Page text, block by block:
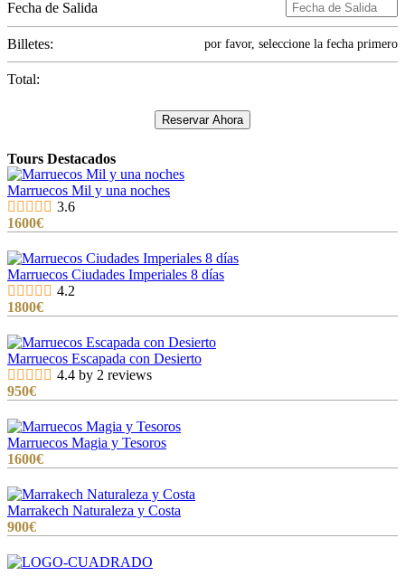
Fecha de Salida
Billetes: por favor, seleccione la fecha primero
Total:
Reservar Ahora
Tours Destacados
Marruecos Mil y una noches
3.6
1600€
Marruecos Ciudades Imperiales 8 días
4.2
1800€
Marruecos Escapada con Desierto
4.4 by 2 reviews
950€
Marruecos Magia y Tesoros
1600€
Marrakech Naturaleza y Costa
900€